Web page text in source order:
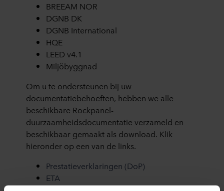
BREEAM NOR
DGNB DK
DGNB International
HQE
LEED v4.1
Miljöbyggnad
Om u te ondersteunen bij uw
documentatiebehoeften, hebben we alle
beschikbare Rockpanel-
duurzaamheidsdocumentatie verzameld en
beschikbaar gemaakt als download. Klik
hieronder op een van de links.
Prestatieverklaringen (DoP)
ETA